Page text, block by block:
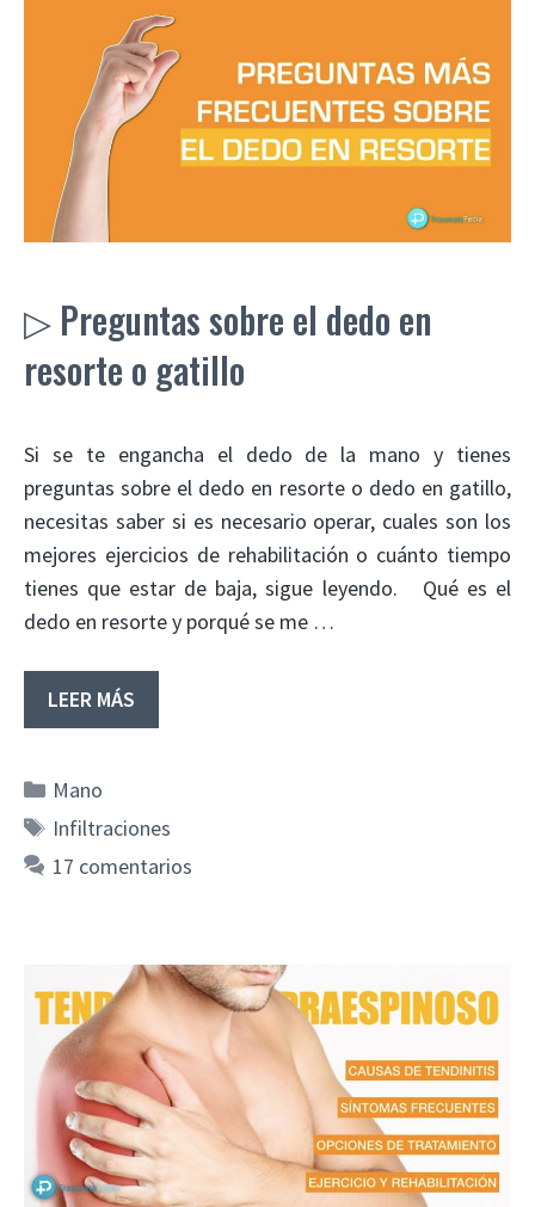
▷ Preguntas sobre el dedo en
resorte o gatillo
Si se te engancha el dedo de la mano y tienes
preguntas sobre el dedo en resorte o dedo en gatillo,
necesitas saber si es necesario operar, cuales son los
mejores ejercicios de rehabilitación o cuánto tiempo
tienes que estar de baja, sigue leyendo. Qué es el
dedo en resorte y porqué se me …
LEER MÁS
Categorías
Mano
Etiquetas
Infiltraciones
17 comentarios